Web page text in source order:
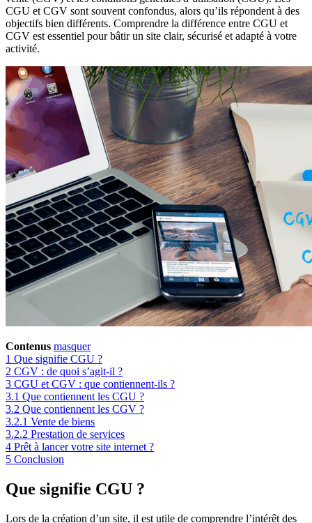
CGU et CGV sont souvent confondus, alors qu’ils répondent à des
objectifs bien différents. Comprendre la différence entre CGU et
CGV est essentiel pour bâtir un site clair, sécurisé et adapté à votre
activité.
Contenus masquer
1 Que signifie CGU ?
2 CGV : de quoi s’agit-il ?
3 CGU et CGV : que contiennent-ils ?
3.1 Que contiennent les CGU ?
3.2 Que contiennent les CGV ?
3.2.1 Vente de biens
3.2.2 Prestation de services
4 Prêt à lancer votre site internet ?
5 Conclusion
Que signifie CGU ?
Lors de la création d’un site, il est utile de comprendre l’intérêt des